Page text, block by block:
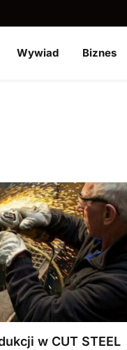
Wywiad Biznes
w CUT STEEL